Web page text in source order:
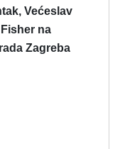
Većeslav
na
Zagreba